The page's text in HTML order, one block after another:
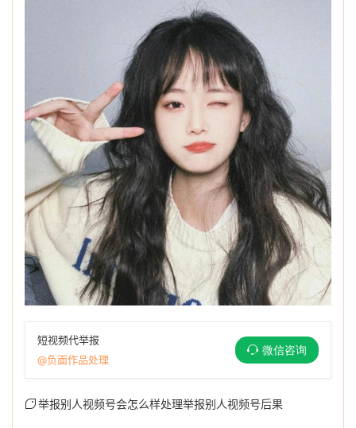
短视频代举报
@负面作品处理
微信咨询
举报别人视频号会怎么样处理举报别人视频号后果